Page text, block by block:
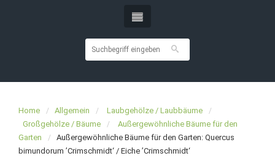
Home Allgemein
Laubgehölze / Laubbäume
Großgehölze / Bäume
Außergewöhnliche Bäume für den
Garten
Außergewöhnliche Bäume für den Garten: Quercus
bimundorum ’Crimschmidt‘ / Eiche ’Crimschmidt‘